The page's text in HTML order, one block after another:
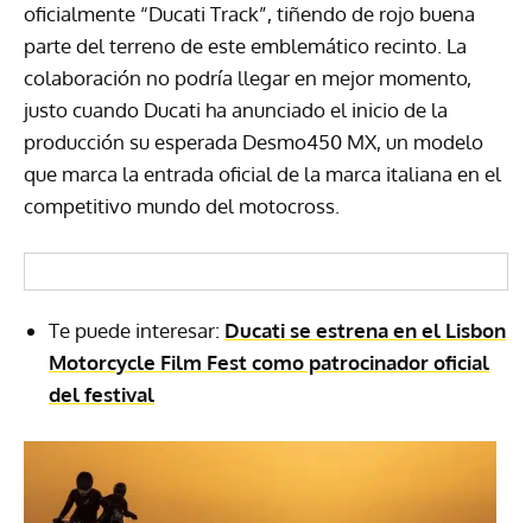
oficialmente “Ducati Track”, tiñendo de rojo buena
parte del terreno de este emblemático recinto. La
colaboración no podría llegar en mejor momento,
justo cuando Ducati ha anunciado el inicio de la
producción su esperada Desmo450 MX, un modelo
que marca la entrada oficial de la marca italiana en el
competitivo mundo del motocross.
Te puede interesar: Ducati se estrena en el Lisbon
Motorcycle Film Fest como patrocinador oficial
del festival